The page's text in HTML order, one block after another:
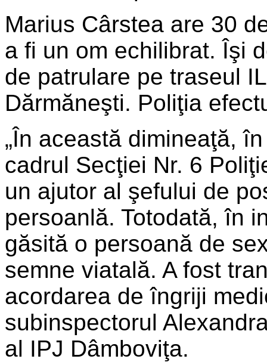
Marius Cârstea are 30
a fi un om echilibrat. Îşi
de patrulare pe traseul
Dărmăneşti. Poliţia
„În această dimineaţă,
cadrul Secţiei Nr. 6
un ajutor al şefului de
persoanlă. Totodată, în
găsită o persoană de
semne viatală. A fost
acordarea de îngriji
subinspectorul
al IPJ Dâmboviţa.